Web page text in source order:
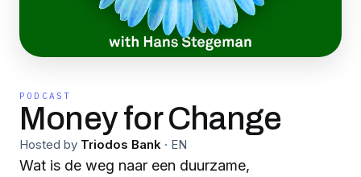
PODCAST
Money for Change
Hosted by Triodos Bank · EN
Wat is de weg naar een duurzame,